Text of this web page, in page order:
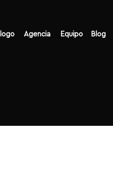
Agencia Equipo Blog